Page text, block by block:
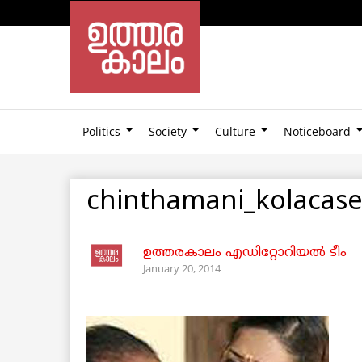
Politics Society Culture Noticeboard
ഉത്തരകാലം എഡിറ്റോറിയല്‍ ടീം
January 20, 2014